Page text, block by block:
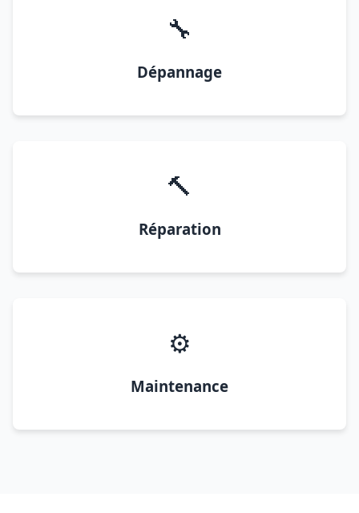
🔧
Dépannage
🔨
Réparation
⚙️
Maintenance